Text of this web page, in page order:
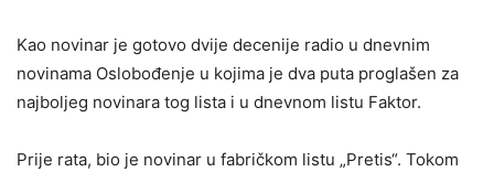
Kao novinar je gotovo dvije decenije radio u dnevnim
novinama Oslobođenje u kojima je dva puta proglašen za
najboljeg novinara tog lista i u dnevnom listu Faktor.
Prije rata, bio je novinar u fabričkom listu „Pretis“. Tokom